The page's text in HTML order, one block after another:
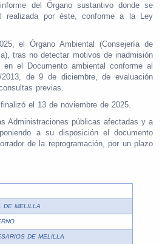
del Órgano sustantivo donde se
realizada por éste, conforme a la Ley
el Órgano Ambiental (Consejería de
tras no detectar motivos de inadmisión
el Documento ambiental conforme al
de 9 de diciembre, de evaluación
previas.
el 13 de noviembre de 2025.
Administraciones públicas afectadas y a
a su disposición el documento
de la reprogramación, por un plazo
DE MELILLA
DE MELILLA